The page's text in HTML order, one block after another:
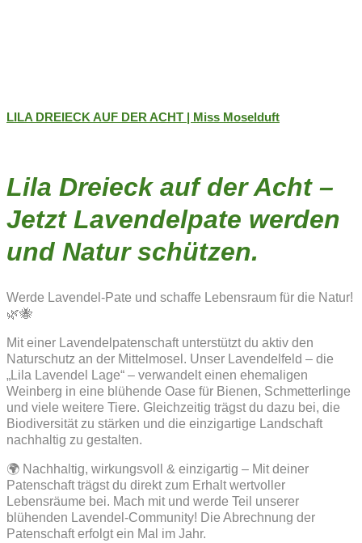
LILA DREIECK AUF DER ACHT | Miss Moselduft
Lila Dreieck auf der Acht –
Jetzt Lavendelpate werden
und Natur schützen.
Werde Lavendel-Pate und schaffe Lebensraum für die Natur!
🌿🐝
Mit einer Lavendelpatenschaft unterstützt du aktiv den
Naturschutz an der Mittelmosel. Unser Lavendelfeld – die
„Lila Lavendel Lage“ – verwandelt einen ehemaligen
Weinberg in eine blühende Oase für Bienen, Schmetterlinge
und viele weitere Tiere. Gleichzeitig trägst du dazu bei, die
Biodiversität zu stärken und die einzigartige Landschaft
nachhaltig zu gestalten.
🌍 Nachhaltig, wirkungsvoll & einzigartig – Mit deiner
Patenschaft trägst du direkt zum Erhalt wertvoller
Lebensräume bei. Mach mit und werde Teil unserer
blühenden Lavendel-Community! Die Abrechnung der
Patenschaft erfolgt ein Mal im Jahr.